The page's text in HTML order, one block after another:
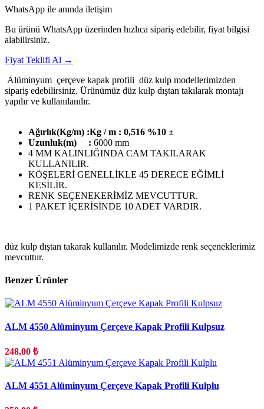
WhatsApp ile anında iletişim
Bu ürünü WhatsApp üzerinden hızlıca sipariş edebilir, fiyat bilgisi
alabilirsiniz.
Fiyat Teklifi Al →
Alüminyum çerçeve kapak profili düz kulp modellerimizden
sipariş edebilirsiniz. Ürünümüz düz kulp dıştan takılarak montajı
yapılır ve kullanılanılır.
Ağırlık(Kg/m) :Kg / m : 0,516 %10 ±
Uzunluk(m) : 6000 mm
4 MM KALINLIĞINDA CAM TAKILARAK
KULLANILIR.
KÖŞELERİ GENELLİKLE 45 DERECE EĞİMLİ
KESİLİR.
RENK SEÇENEKERİMİZ MEVCUTTUR.
1 PAKET İÇERİSİNDE 10 ADET VARDIR.
düz kulp dıştan takarak kullanılır. Modelimizde renk seçeneklerimiz
mevcuttur.
Benzer Ürünler
ALM 4550 Alüminyum Çerçeve Kapak Profili Kulpsuz
248,00 ₺
ALM 4551 Alüminyum Çerçeve Kapak Profili Kulplu